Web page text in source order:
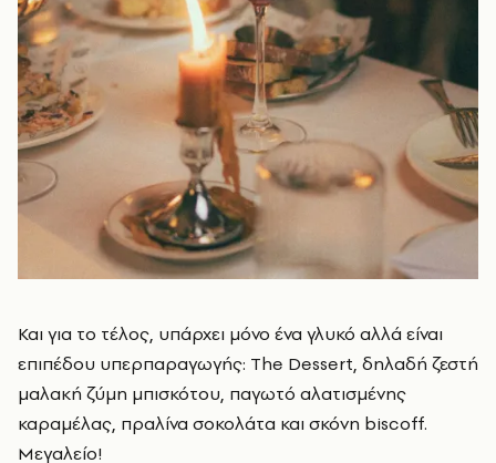
Και για το τέλος, υπάρχει μόνο ένα γλυκό αλλά είναι
επιπέδου υπερπαραγωγής: The Dessert, δηλαδή ζεστή
μαλακή ζύμη μπισκότου, παγωτό αλατισμένης
καραμέλας, πραλίνα σοκολάτα και σκόνη biscoff.
Μεγαλείο!